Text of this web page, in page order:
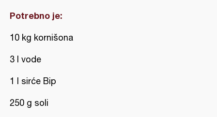
Potrebno je:
10 kg kornišona
3 l vode
1 l sirće Bip
250 g soli